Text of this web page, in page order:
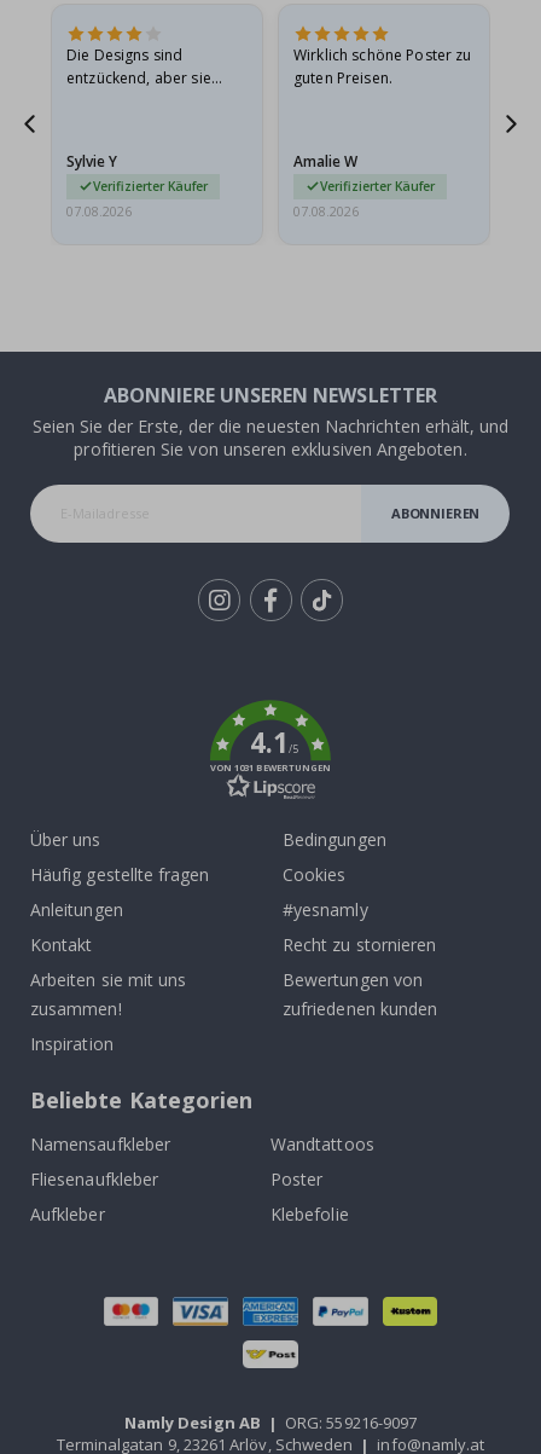
Die Designs sind
entzückend, aber sie
sie…
Sylvie Y
Verifizierter Käufer
07.08.2026
Wirklich schöne Poster zu
guten Preisen.
Amalie W
Verifizierter Käufer
07.08.2026
ABONNIERE UNSEREN NEWSLETTER
Seien Sie der Erste, der die neuesten Nachrichten erhält, und
profitieren Sie von unseren exklusiven Angeboten.
ABONNIEREN
4.1/5
VON 1031 BEWERTUNGEN
Über uns
Häufig gestellte fragen
Anleitungen
Kontakt
Arbeiten sie mit uns
zusammen!
Inspiration
Bedingungen
Cookies
#yesnamly
Recht zu stornieren
Bewertungen von
zufriedenen kunden
Beliebte Kategorien
Namensaufkleber
Wandtattoos
Fliesenaufkleber
Poster
Aufkleber
Klebefolie
Namly Design AB | ORG: 559216-9097
Terminalgatan 9, 23261 Arlöv, Schweden | info@namly.at